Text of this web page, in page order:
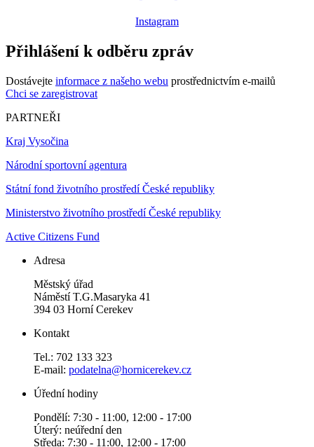
Instagram
Přihlášení k odběru zpráv
Dostávejte informace z našeho webu prostřednictvím e-mailů
Chci se zaregistrovat
PARTNEŘI
Kraj Vysočina
Národní sportovní agentura
Státní fond životního prostředí České republiky
Ministerstvo životního prostředí České republiky
Active Citizens Fund
Adresa
Městský úřad
Náměstí T.G.Masaryka 41
394 03 Horní Cerekev
Kontakt
Tel.: 702 133 323
E-mail: podatelna@hornicerekev.cz
Úřední hodiny
Pondělí: 7:30 - 11:00, 12:00 - 17:00
Úterý: neúřední den
Středa: 7:30 - 11:00, 12:00 - 17:00